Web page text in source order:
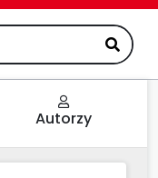
Autorzy